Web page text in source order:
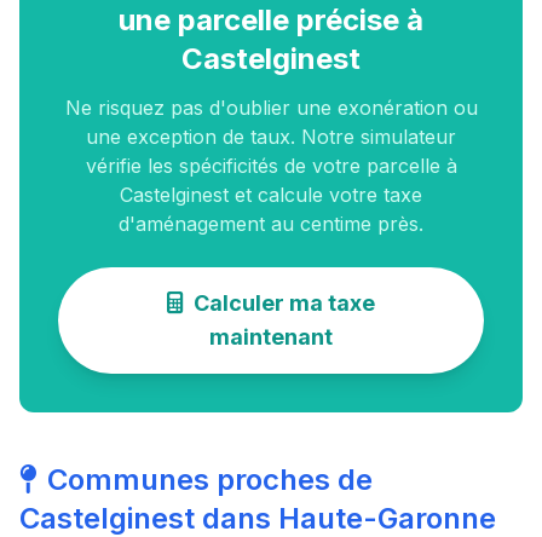
une parcelle précise à
Castelginest
Ne risquez pas d'oublier une exonération ou
une exception de taux. Notre simulateur
vérifie les spécificités de votre parcelle à
Castelginest et calcule votre taxe
d'aménagement au centime près.
Calculer ma taxe
maintenant
Communes proches de
Castelginest dans Haute-Garonne